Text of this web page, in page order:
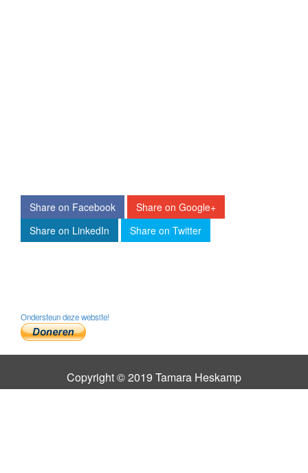
Share on Facebook
Share on Google+
Share on LinkedIn
Share on Twitter
Ondersteun deze website!
Copyright © 2019 Tamara Heskamp